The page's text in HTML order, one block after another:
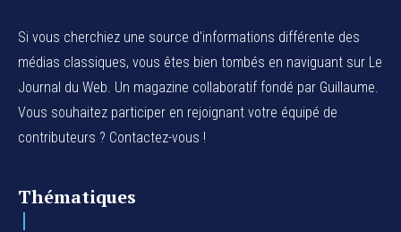
Si vous cherchiez une source d'informations différente des
médias classiques, vous êtes bien tombés en naviguant sur Le
Journal du Web. Un magazine collaboratif fondé par Guillaume.
Vous souhaitez participer en rejoignant votre équipé de
contributeurs ? Contactez-vous !
Thématiques